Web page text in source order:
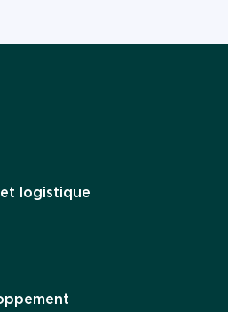
logistique